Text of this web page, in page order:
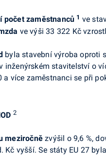
počet zaměstnanců 1 ve
ve výši 33 322 Kč
byla stavební výroba oproti
inženýrském stavitelství o
a více zaměstnanci se při
2
meziročně zvýšil o 9,6 %,
Kč vyšší. Se státy EU 27